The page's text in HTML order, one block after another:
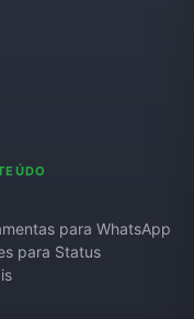
para WhatsApp
para Status